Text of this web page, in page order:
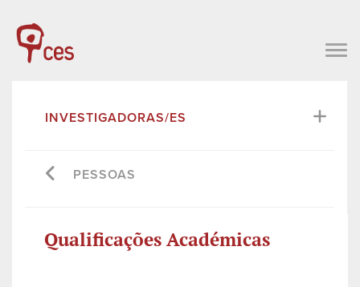
INVESTIGADORAS/ES
PESSOAS
Qualificações Académicas